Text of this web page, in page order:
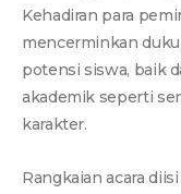
Kehadiran para
mencerminkan
potensi siswa, baik
akademik seperti
karakter.
Rangkaian acara